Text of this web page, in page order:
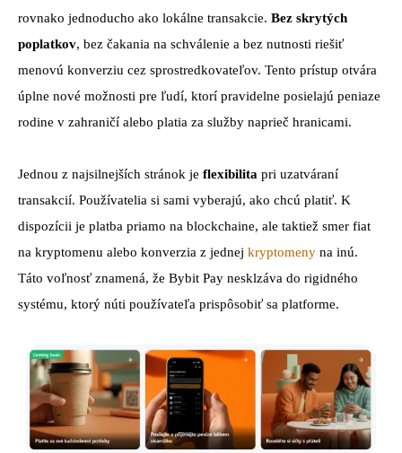
rovnako jednoducho ako lokálne transakcie. Bez skrytých
poplatkov, bez čakania na schválenie a bez nutnosti riešiť
menovú konverziu cez sprostredkovateľov. Tento prístup otvára
úplne nové možnosti pre ľudí, ktorí pravidelne posielajú peniaze
rodine v zahraničí alebo platia za služby naprieč hranicami.
Jednou z najsilnejších stránok je flexibilita pri uzatváraní
transakcií. Používatelia si sami vyberajú, ako chcú platiť. K
dispozícii je platba priamo na blockchaine, ale taktiež smer fiat
na kryptomenu alebo konverzia z jednej kryptomeny na inú.
Táto voľnosť znamená, že Bybit Pay nesklzáva do rigidného
systému, ktorý núti používateľa prispôsobiť sa platforme.